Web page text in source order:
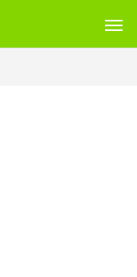
型・ニコプレイス